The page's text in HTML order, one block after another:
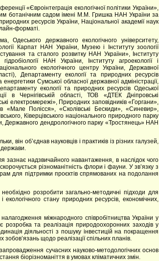
«Євроінтеграція екологічної політики України»,
ботанічним садом імені М.М. Гришка НАН України за
ресурсів України, Національної академії наук
форматі.
державного екологічного університету,
Карпат НАН України, Музею і Інституту зоології
та сталого розвитку НАН України», Інституту
НАН України, Інституту агроекології і
екологічного центру України, Державної
Департаменту екології та природних ресурсів
Сумської обласної державної адміністрації,
екології та природних ресурсів Одеської
в Чернігівській області, ТОВ «ДТЕК Дніпровські
електромережі», Природних заповідників «Горгани»,
Полісся», «Сколівські Бескиди», «Синевир»,
Ківерцівського національного природного парку
Державного дендрологічного парку «Тростянець» НАН
він об’єднав науковців і практиків із різних галузей,
держави.
зазнає надзвичайного навантаження, в наслідок чого
різноманітність флори і фауни. У зв’язку з
для підтримки проєктів спрямованих на подолання
розробити загально-методичні підходи для
стану природних ресурсів, економічних,
міжнародного співробітництва України у
та реалізація природоохоронних заходів у
діяльності з пошуку інвестицій на покращення
зобов’язань щодо реалізації спільних планів.
сучасних науково-методологічних основ
біорізноманіття в умовах кліматичних змін.